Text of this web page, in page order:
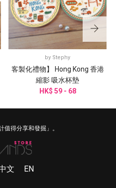
by Stephy
客製化禮物】 Hong Kong 香港
縮影 吸水杯墊
HK$ 59 - 68
值得分享和發掘」。
文 EN